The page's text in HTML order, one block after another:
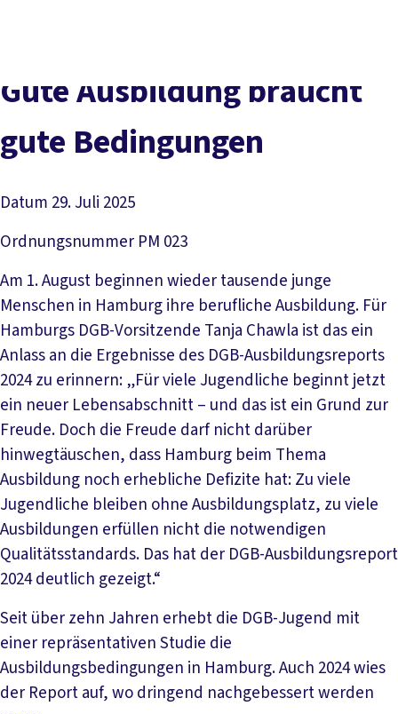
Service
Mitmachen
Gu­te Aus­bil­dung braucht
gu­te Be­din­gun­gen
Datum 29. Juli 2025
Ordnungsnummer PM 023
Am 1. August beginnen wieder tausende junge
Menschen in Hamburg ihre berufliche Ausbildung. Für
Hamburgs DGB-Vorsitzende Tanja Chawla ist das ein
Anlass an die Ergebnisse des DGB-Ausbildungsreports
2024 zu erinnern: „Für viele Jugendliche beginnt jetzt
ein neuer Lebensabschnitt – und das ist ein Grund zur
Freude. Doch die Freude darf nicht darüber
hinwegtäuschen, dass Hamburg beim Thema
Ausbildung noch erhebliche Defizite hat: Zu viele
Jugendliche bleiben ohne Ausbildungsplatz, zu viele
Ausbildungen erfüllen nicht die notwendigen
Qualitätsstandards. Das hat der DGB-Ausbildungsreport
2024 deutlich gezeigt.“
Seit über zehn Jahren erhebt die DGB-Jugend mit
einer repräsentativen Studie die
Ausbildungsbedingungen in Hamburg. Auch 2024 wies
der Report auf, wo dringend nachgebessert werden